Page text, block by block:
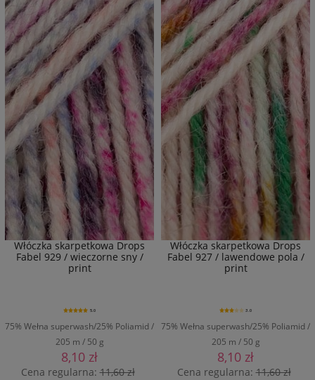
Włóczka skarpetkowa Drops
Fabel 929 / wieczorne sny /
print
75% Wełna superwash/25% Poliamid /
205 m / 50 g
5.0
8,10 zł
Cena regularna:11,60 zł
Włóczka skarpetkowa Drops
Fabel 927 / lawendowe pola /
print
75% Wełna superwash/25% Poliamid /
205 m / 50 g
3.0
8,10 zł
Cena regularna:11,60 zł